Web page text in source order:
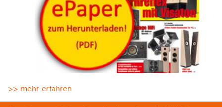
>> mehr erfahren